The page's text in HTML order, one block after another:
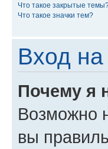
Что такое закрытые
Что такое значки тем?
Вход
Почему я
Возможно
вы